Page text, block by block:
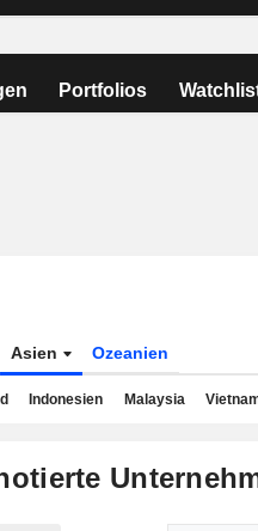
Portfolios
Asien Ozeanien
Indonesien Malaysia